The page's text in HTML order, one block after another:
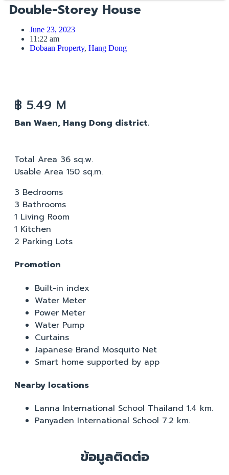
Double-Storey House
June 23, 2023
11:22 am
Dobaan Property, Hang Dong
฿ 5.49 M
Ban Waen, Hang Dong district.
Total Area 36 sq.w.
Usable Area 150 sq.m.
3 Bedrooms
3 Bathrooms
1 Living Room
1 Kitchen
2 Parking Lots
Promotion
Built-in index
Water Meter
Power Meter
Water Pump
Curtains
Japanese Brand Mosquito Net
Smart home supported by app
Nearby locations
Lanna International School Thailand 1.4 km.
Panyaden International School 7.2 km.
ข้อมูลติดต่อ